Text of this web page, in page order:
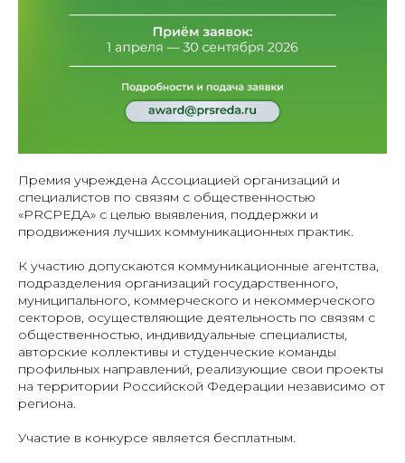
Премия учреждена Ассоциацией организаций и
специалистов по связям с общественностью
«PRСРЕДА» с целью выявления, поддержки и
продвижения лучших коммуникационных практик.
К участию допускаются коммуникационные агентства,
подразделения организаций государственного,
муниципального, коммерческого и некоммерческого
секторов, осуществляющие деятельность по связям с
общественностью, индивидуальные специалисты,
авторские коллективы и студенческие команды
профильных направлений, реализующие свои проекты
на территории Российской Федерации независимо от
региона.
Участие в конкурсе является бесплатным.